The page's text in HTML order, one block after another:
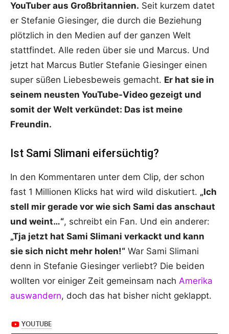
YouTuber aus Großbritannien. Seit kurzem datet
er Stefanie Giesinger, die durch die Beziehung
plötzlich in den Medien auf der ganzen Welt
stattfindet. Alle reden über sie und Marcus. Und
jetzt hat Marcus Butler Stefanie Giesinger einen
super süßen Liebesbeweis gemacht. Er hat sie in
seinem neusten YouTube-Video gezeigt und
somit der Welt verkündet: Das ist meine
Freundin.
Ist Sami Slimani eifersüchtig?
In den Kommentaren unter dem Clip, der schon
fast 1 Millionen Klicks hat wird wild diskutiert. „Ich
stell mir gerade vor wie sich Sami das anschaut
und weint…“, schreibt ein Fan. Und ein anderer:
„Tja jetzt hat Sami Slimani verkackt und kann
sie sich nicht mehr holen!“ War Sami Slimani
denn in Stefanie Giesinger verliebt? Die beiden
wollten vor einiger Zeit gemeinsam nach Amerika
auswandern, doch das hat bisher nicht geklappt.